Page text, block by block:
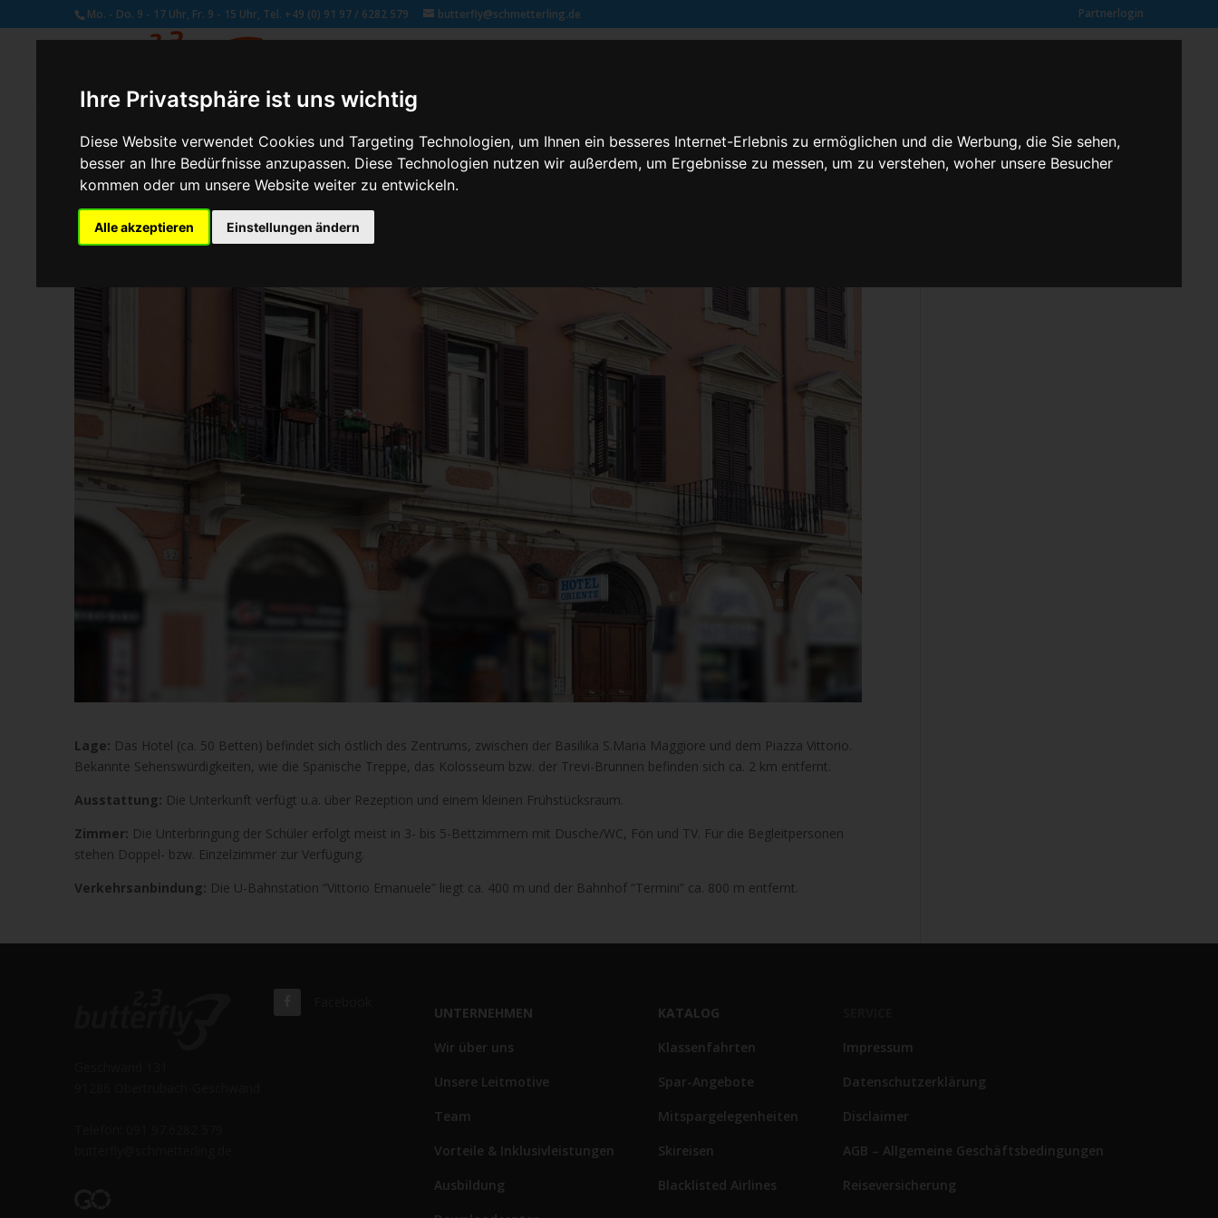
Ihre Privatsphäre ist uns wichtig
Diese Website verwendet Cookies und Targeting Technologien, um Ihnen ein besseres Internet-Erlebnis zu ermöglichen und die Werbung, die Sie sehen,
besser an Ihre Bedürfnisse anzupassen. Diese Technologien nutzen wir außerdem, um Ergebnisse zu messen, um zu verstehen, woher unsere Besucher
kommen oder um unsere Website weiter zu entwickeln.
Alle akzeptieren Einstellungen ändern
Mo. - Do. 9 - 17 Uhr, Fr. 9 - 15 Uhr, Tel. +49 (0) 91 97 / 6282 579 butterfly@schmetterling.de Partnerlogin
vonSusan Naumann|Juni 29, 2018
Lage: Das Hotel (ca. 50 Betten) befindet sich östlich des Zentrums, zwischen der Basilika S.Maria Maggiore und dem Piazza Vittorio.
Bekannte Sehenswürdigkeiten, wie die Spanische Treppe, das Kolosseum bzw. der Trevi-Brunnen befinden sich ca. 2 km entfernt.
Ausstattung: Die Unterkunft verfügt u.a. über Rezeption und einem kleinen Frühstücksraum.
Zimmer: Die Unterbringung der Schüler erfolgt meist in 3- bis 5-Bettzimmern mit Dusche/WC, Fön und TV. Für die Begleitpersonen
stehen Doppel- bzw. Einzelzimmer zur Verfügung.
Verkehrsanbindung: Die U-Bahnstation “Vittorio Emanuele” liegt ca. 400 m und der Bahnhof “Termini” ca. 800 m entfernt.
Klassenfahrten – 2,3 butterfly
UNTERNEHMEN
Wir über uns
Unsere Leitmotive
Team
Vorteile & Inklusivleistungen
Ausbildung
KATALOG
Klassenfahrten
Spar-Angebote
Mitspargelegenheiten
Skireisen
Blacklisted Airlines
Impressum
Datenschutzerklärung
Disclaimer
AGB – Allgemeine Geschäftsbedingungen
Reiseversicherung